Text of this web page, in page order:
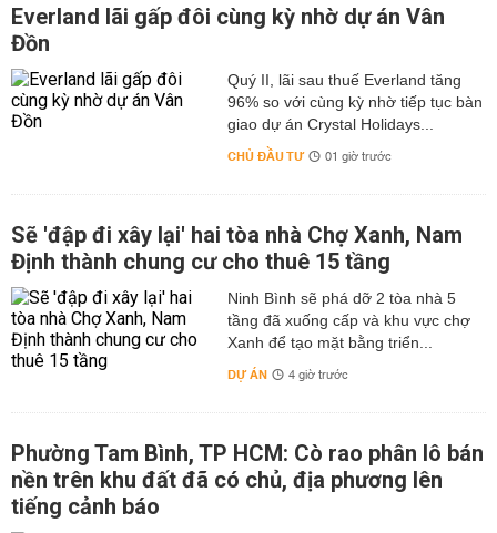
Everland lãi gấp đôi cùng kỳ nhờ dự án Vân
Đồn
Quý II, lãi sau thuế Everland tăng
96% so với cùng kỳ nhờ tiếp tục bàn
giao dự án Crystal Holidays...
CHỦ ĐẦU TƯ 01 giờ trước
Sẽ 'đập đi xây lại' hai tòa nhà Chợ Xanh, Nam
Định thành chung cư cho thuê 15 tầng
Ninh Bình sẽ phá dỡ 2 tòa nhà 5
tầng đã xuống cấp và khu vực chợ
Xanh để tạo mặt bằng triển...
DỰ ÁN 4 giờ trước
Phường Tam Bình, TP HCM: Cò rao phân lô bán
nền trên khu đất đã có chủ, địa phương lên
tiếng cảnh báo